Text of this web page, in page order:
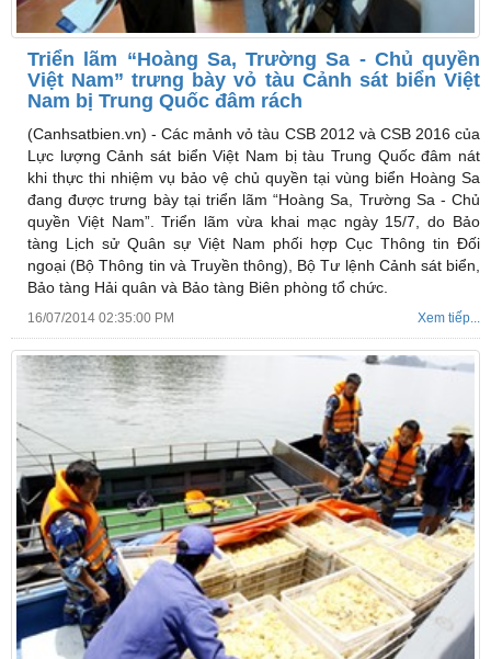
Triển lãm “Hoàng Sa, Trường Sa - Chủ quyền
Việt Nam” trưng bày vỏ tàu Cảnh sát biển Việt
Nam bị Trung Quốc đâm rách
(Canhsatbien.vn) -Các mảnh vỏ tàu CSB 2012 và CSB 2016 của
Lực lượng Cảnh sát biển Việt Nam bị tàu Trung Quốc đâm nát
khi thực thi nhiệm vụ bảo vệ chủ quyền tại vùng biển Hoàng Sa
đang được trưng bày tại triển lãm “Hoàng Sa, Trường Sa - Chủ
quyền Việt Nam”. Triển lãm vừa khai mạc ngày 15/7, do Bảo
tàng Lịch sử Quân sự Việt Nam phối hợp Cục Thông tin Đối
ngoại (Bộ Thông tin và Truyền thông), Bộ Tư lệnh Cảnh sát biển,
Bảo tàng Hải quân và Bảo tàng Biên phòng tổ chức.
16/07/2014 02:35:00 PM Xem tiếp...